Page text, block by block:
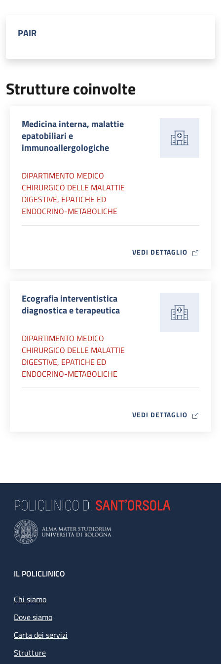
PAIR
Strutture coinvolte
Medicina interna, malattie
epatobiliari e
immunoallergologiche
DIPARTIMENTO MEDICO
CHIRURGICO DELLE MALATTIE
DIGESTIVE, EPATICHE ED
ENDOCRINO-METABOLICHE
VEDI DETTAGLIO MAP ICON
Ecografia interventistica
diagnostica e terapeutica
DIPARTIMENTO MEDICO
CHIRURGICO DELLE MALATTIE
DIGESTIVE, EPATICHE ED
ENDOCRINO-METABOLICHE
VEDI DETTAGLIO MAP ICON
Footer
IL POLICLINICO
Chi siamo
Dove siamo
Carta dei servizi
Strutture